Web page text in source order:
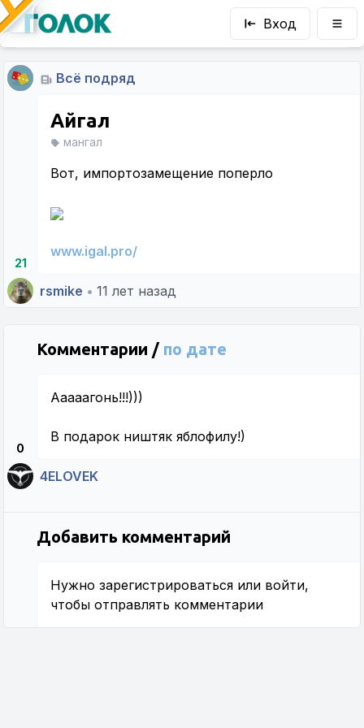
Вход
Всё подряд
21
Айгал
мангал
Вот, импортозамещение поперло
www.igal.pro/
rsmike • 11 лет назад
Комментарии / по дате
0
Ааааагонь!!!)))
В подарок ништяк яблофилу!)
4ELOVEK
Добавить комментарий
Нужно зарегистрироваться или войти,
чтобы отправлять комментарии